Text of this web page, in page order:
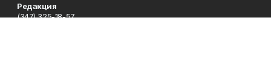
Редакция
(347) 325-18-57